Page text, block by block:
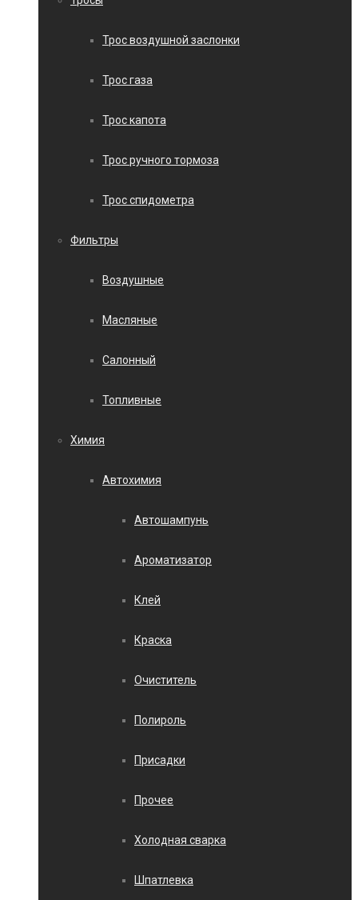
Трос воздушной заслонки
Трос газа
Трос капота
Трос ручного тормоза
Трос спидометра
Фильтры
Воздушные
Масляные
Салонный
Топливные
Химия
Автохимия
Автошампунь
Ароматизатор
Клей
Краска
Очиститель
Полироль
Присадки
Прочее
Холодная сварка
Шпатлевка